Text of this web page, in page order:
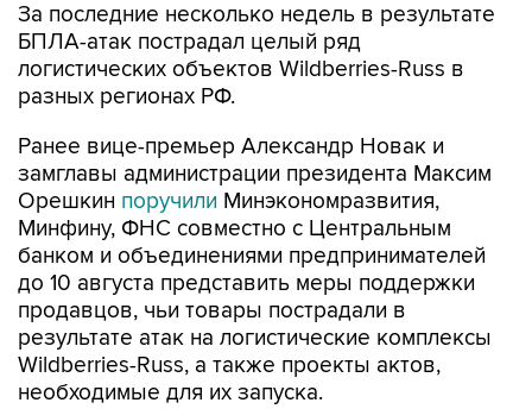
За последние несколько недель в результате
БПЛА-атак пострадал целый ряд
логистических объектов Wildberries-Russ в
разных регионах РФ.
Ранее вице-премьер Александр Новак и
замглавы администрации президента Максим
Орешкин поручили Минэкономразвития,
Минфину, ФНС совместно с Центральным
банком и объединениями предпринимателей
до 10 августа представить меры поддержки
продавцов, чьи товары пострадали в
результате атак на логистические комплексы
Wildberries-Russ, а также проекты актов,
необходимые для их запуска.